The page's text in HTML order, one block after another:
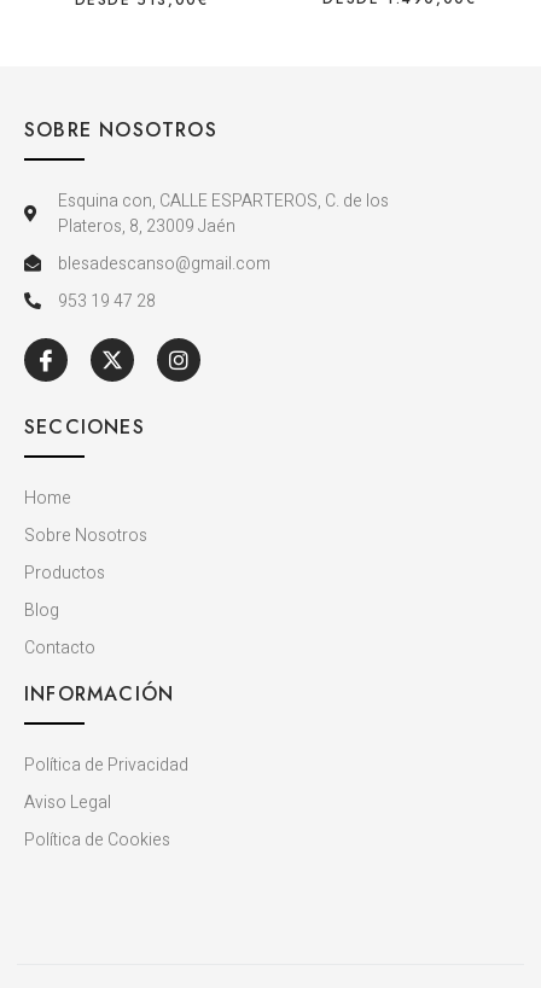
SOBRE NOSOTROS
Esquina con, CALLE ESPARTEROS, C. de los
Plateros, 8, 23009 Jaén
blesadescanso@gmail.com
953 19 47 28
SECCIONES
Home
Sobre Nosotros
Productos
Blog
Contacto
INFORMACIÓN
Política de Privacidad
Aviso Legal
Política de Cookies